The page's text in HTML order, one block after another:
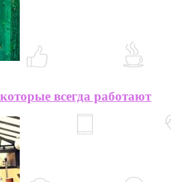
всегда работают